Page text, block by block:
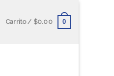
Carrito / $0.00 0